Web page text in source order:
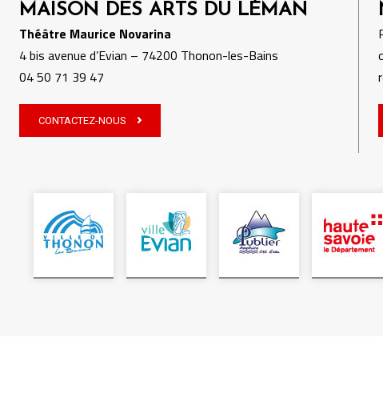
MAISON DES ARTS DU LÉMAN
Théâtre Maurice Novarina
4 bis avenue d’Evian – 74200 Thonon-les-Bains
04 50 71 39 47
CONTACTEZ-NOUS